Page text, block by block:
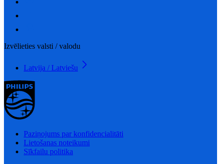
Izvēlieties valsti / valodu
Latvija / Latviešu
Paziņojums par konfidencialitāti
Lietošanas noteikumi
Sīkfailu politika